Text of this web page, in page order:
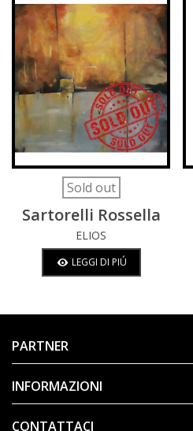
Sold out
Sartorelli Rossella
ELIOS
LEGGI DI PIÚ
PARTNER
INFORMAZIONI
CONTATTACI